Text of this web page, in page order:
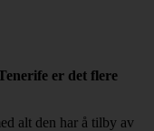
er det flere
alt den har å tilby av